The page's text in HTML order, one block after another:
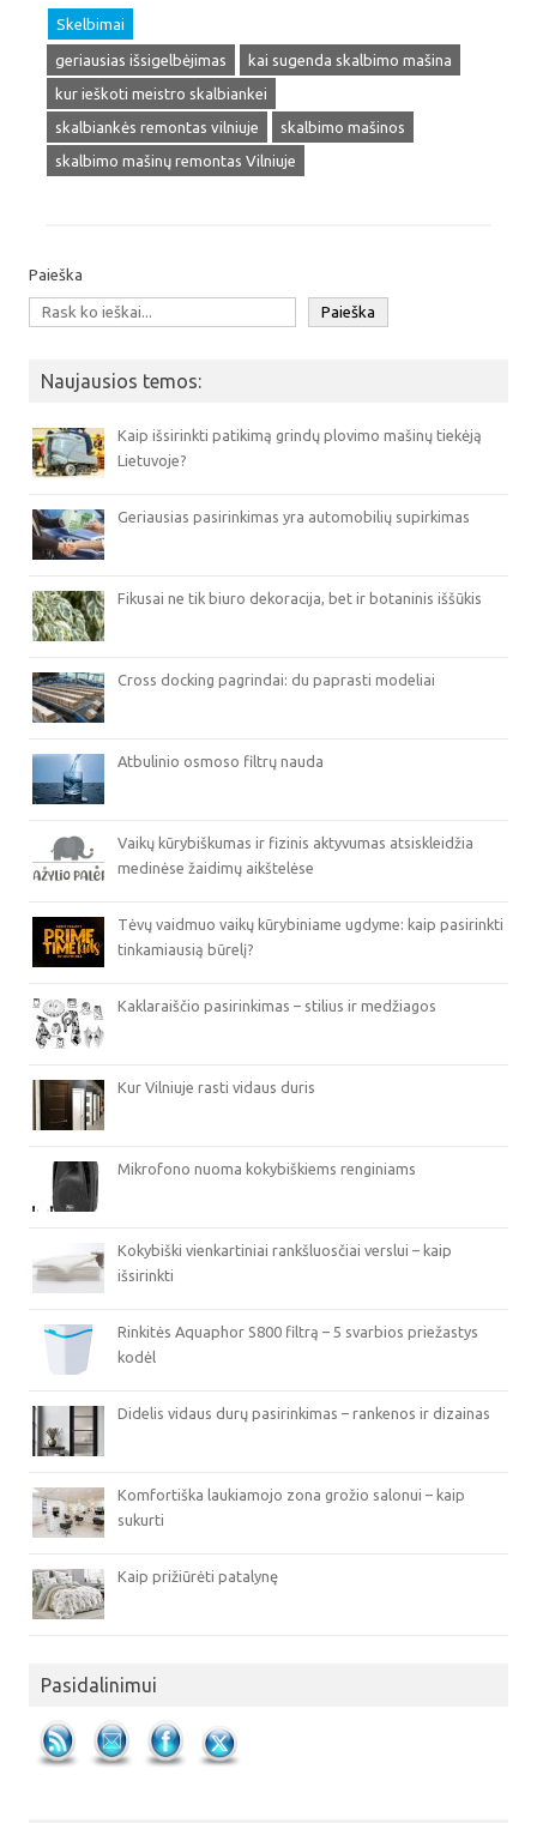
Skelbimai
geriausias išsigelbėjimas
kai sugenda skalbimo mašina
kur ieškoti meistro skalbiankei
skalbiankės remontas vilniuje
skalbimo mašinos
skalbimo mašinų remontas Vilniuje
Paieška
Paieška
Naujausios temos:
Kaip išsirinkti patikimą grindų plovimo mašinų tiekėją
Lietuvoje?
Geriausias pasirinkimas yra automobilių supirkimas
Fikusai ne tik biuro dekoracija, bet ir botaninis iššūkis
Cross docking pagrindai: du paprasti modeliai
Atbulinio osmoso filtrų nauda
Vaikų kūrybiškumas ir fizinis aktyvumas atsiskleidžia
medinėse žaidimų aikštelėse
Tėvų vaidmuo vaikų kūrybiniame ugdyme: kaip pasirinkti
tinkamiausią būrelį?
Kaklaraiščio pasirinkimas – stilius ir medžiagos
Kur Vilniuje rasti vidaus duris
Mikrofono nuoma kokybiškiems renginiams
Kokybiški vienkartiniai rankšluosčiai verslui – kaip
išsirinkti
Rinkitės Aquaphor S800 filtrą – 5 svarbios priežastys
kodėl
Didelis vidaus durų pasirinkimas – rankenos ir dizainas
Komfortiška laukiamojo zona grožio salonui – kaip
sukurti
Kaip prižiūrėti patalynę
Pasidalinimui